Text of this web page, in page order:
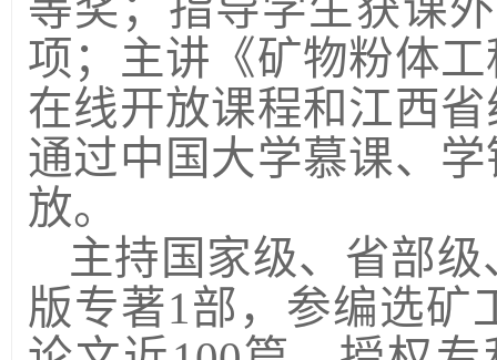
项；主讲《矿物粉体
在线开放课程和江西
通过中国大学慕课、
放。
主持国家级、省部
版专著1部，参编选矿